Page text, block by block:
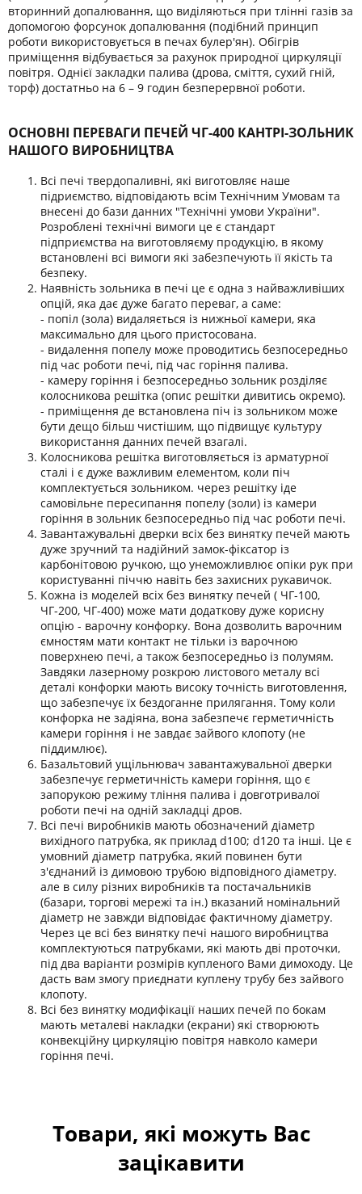
вторинний допалювання, що виділяються при тлінні газів за
допомогою форсунок допалювання (подібний принцип
роботи використовується в печах булер'ян). Обігрів
приміщення відбувається за рахунок природної циркуляції
повітря. Однієї закладки палива (дрова, сміття, сухий гній,
торф) достатньо на 6 – 9 годин безперервної роботи.
ОСНОВНІ ПЕРЕВАГИ ПЕЧЕЙ ЧГ-400 КАНТРІ-ЗОЛЬНИК
НАШОГО ВИРОБНИЦТВА
Всі печі твердопаливні, які виготовляє наше
підриємство, відповідають всім Технічним Умовам та
внесені до бази данних "Технічні умови України".
Розроблені технічні вимоги це є стандарт
підприємства на виготовляєму продукцію, в якому
встановлені всі вимоги які забезпечують її якість та
безпеку.
Наявність зольника в печі це є одна з найважливіших
опцій, яка дає дуже багато переваг, а саме:
- попіл (зола) видаляється із нижньої камери, яка
максимально для цього пристосована.
- видалення попелу може проводитись безпосередньо
під час роботи печі, під час горіння палива.
- камеру горіння і безпосередньо зольник розділяє
колосникова решітка (опис решітки дивитись окремо).
- приміщення де встановлена піч із зольником може
бути дещо більш чистішим, що підвищує культуру
використання данних печей взагалі.
Колосникова решітка виготовляється із арматурної
сталі і є дуже важливим елементом, коли піч
комплектується зольником. через решітку іде
самовільне пересипання попелу (золи) із камери
горіння в зольник безпосередньо під час роботи печі.
Завантажувальні дверки всіх без винятку печей мають
дуже зручний та надійний замок-фіксатор із
карбонітовою ручкою, що унеможливлює опіки рук при
користуванні піччю навіть без захисних рукавичок.
Кожна із моделей всіх без винятку печей ( ЧГ-100,
ЧГ-200, ЧГ-400) може мати додаткову дуже корисну
опцію - варочну конфорку. Вона дозволить варочним
ємностям мати контакт не тільки із варочною
поверхнею печі, а також безпосередньо із полумям.
Завдяки лазерному розкрою листового металу всі
деталі конфорки мають високу точність виготовлення,
що забезпечує їх бездоганне прилягання. Тому коли
конфорка не задіяна, вона забезпечє герметичність
камери горіння і не завдає зайвого клопоту (не
піддимлює).
Базальтовий ущільнювач завантажувальної дверки
забезпечує герметичність камери горіння, що є
запорукою режиму тління палива і довготривалої
роботи печі на одній закладці дров.
Всі печі виробників мають обозначений діаметр
вихідного патрубка, як приклад d100; d120 та інші. Це є
умовний діаметр патрубка, який повинен бути
з'єднаний із димовою трубою відповідного діаметру.
але в силу різних виробників та постачальників
(базари, торгові мережі та ін.) вказаний номінальний
діаметр не завжди відповідає фактичному діаметру.
Через це всі без винятку печі нашого виробництва
комплектуються патрубками, які мають дві проточки,
під два варіанти розмірів купленого Вами димоходу. Це
дасть вам змогу приєднати куплену трубу без зайвого
клопоту.
Всі без винятку модифікації наших печей по бокам
мають металеві накладки (екрани) які створюють
конвекційну циркуляцію повітря навколо камери
горіння печі.
Товари, які можуть Вас
зацікавити